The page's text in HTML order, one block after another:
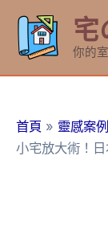
要
宅
你的
首頁
靈感案例
小宅放大術！